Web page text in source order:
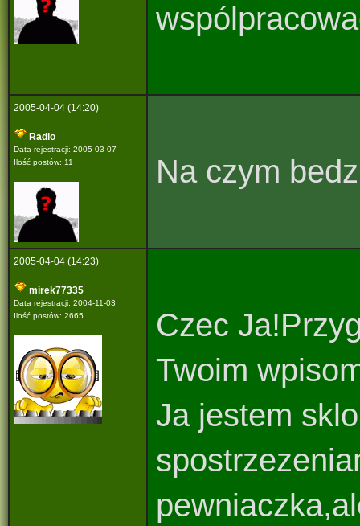
2005-04-04 (14:20)
Radio
Data rejestracji: 2005-03-07
Ilość postów: 11
Na czym
2005-04-04 (14:23)
mirek77335
Data rejestracji: 2004-11-03
Ilość postów: 2665
Czec
Twoim
Ja jestem